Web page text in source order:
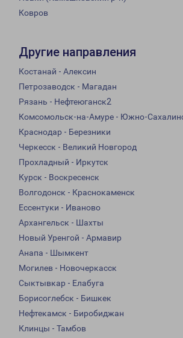
Ковров
Другие направления
Костанай - Алексин
Петрозаводск - Магадан
Рязань - Нефтеюганск2
Комсомольск-на-Амуре - Южно-
Краснодар - Березники
Черкесск - Великий Новгород
Прохладный - Иркутск
Курск - Воскресенск
Волгодонск - Краснокаменск
Ессентуки - Иваново
Архангельск - Шахты
Новый Уренгой - Армавир
Анапа - Шымкент
Могилев - Новочеркасск
Сыктывкар - Елабуга
Борисоглебск - Бишкек
Нефтекамск - Биробиджан
Клинцы - Тамбов